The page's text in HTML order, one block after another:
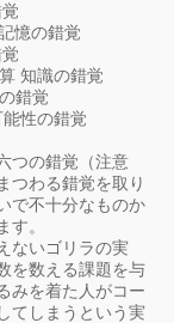
憶の錯覚
知識の錯覚
錯覚
性の錯覚
つの錯覚（注意
つわる錯覚を取り
で不十分なものか
す。
ないゴリラの実
を数える課題を与
みを着た人がコー
てしまうという実